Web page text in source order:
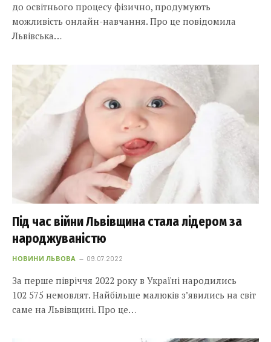
до освітнього процесу фізично, продумують
можливість онлайн-навчання. Про це повідомила
Львівська…
Під час війни Львівщина стала лідером за
народжуваністю
НОВИНИ ЛЬВОВА 09.07.2022
За перше півріччя 2022 року в Україні народились
102 575 немовлят. Найбільше малюків з’явились на світ
саме на Львівщині. Про це…